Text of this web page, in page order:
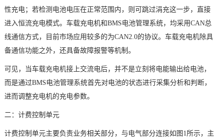
性充电；若检测电池电压在正常范围内，则可跳过涓充这一步，直接
进入恒流充电模式。车载充电机和BMS电池管理系统，均采用CAN总
线通信方式，目前市场应用较多的为CAN2.0的协议。车载充电机除具
备通信功能之外，还具备故障报警等机制。
可见，当车载充电机接上交流电后，并不是立刻将电能输出给电池，
而是通过BMS电池管理系统首先对电池的状态进行采集分析和判断，
进而调整充电机的充电参数。
二：计费控制单元
计费控制单元主要负责业务相关部分，与电气部分连接如图1所示，主